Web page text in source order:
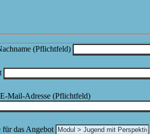
(Pflichtfeld)
Mail-Adresse (Pflichtfeld)
für das Angebot